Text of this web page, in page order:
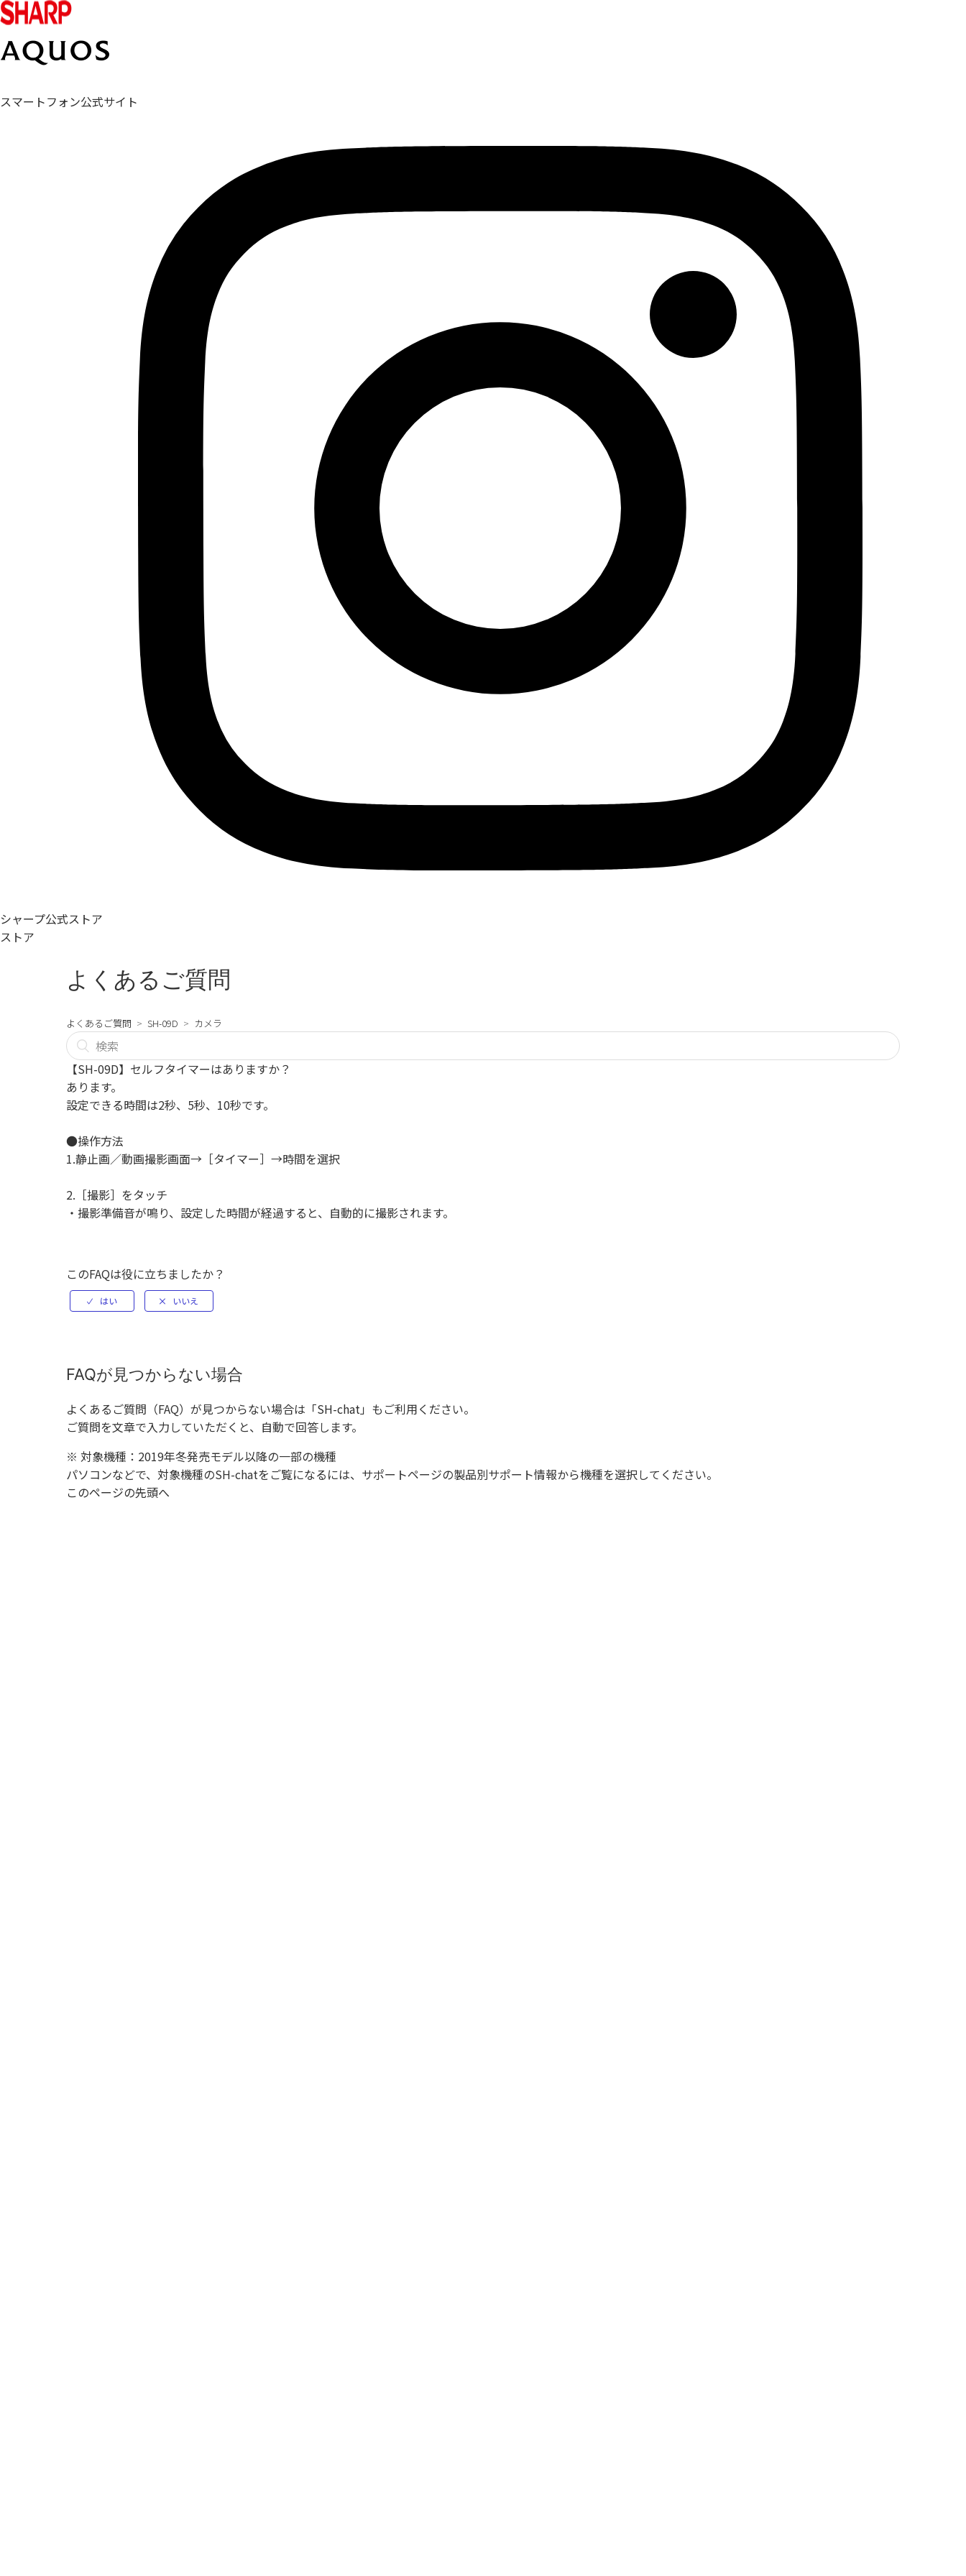
スマートフォン公式サイト
シャープ公式ストア
ストア
よくあるご質問
よくあるご質問 SH-09D カメラ
【SH-09D】セルフタイマーはありますか？
あります。
設定できる時間は2秒、5秒、10秒です。
●操作方法
1.静止画／動画撮影画面→［タイマー］→時間を選択
2.［撮影］をタッチ
・撮影準備音が鳴り、設定した時間が経過すると、自動的に撮影されます。
このFAQは役に立ちましたか？
FAQが見つからない場合
よくあるご質問（FAQ）が見つからない場合は「SH-chat」もご利用ください。
ご質問を文章で入力していただくと、自動で回答します。
※ 対象機種：2019年冬発売モデル以降の一部の機種
パソコンなどで、対象機種のSH-chatをご覧になるには、サポートページの製品別サポート情報から機種を選択してください。
このページの先頭へ